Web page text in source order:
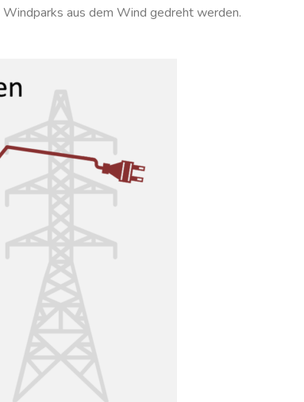
aus dem Wind gedreht werden.